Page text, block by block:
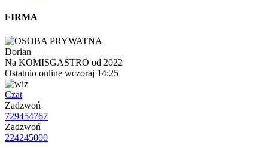
FIRMA
Dorian
Na KOMISGASTRO od 2022
Ostatnio online wczoraj 14:25
Czat
Zadzwoń
729454767
Zadzwoń
224245000